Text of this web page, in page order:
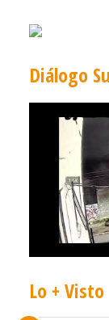
Diálogo
Lo + Visto